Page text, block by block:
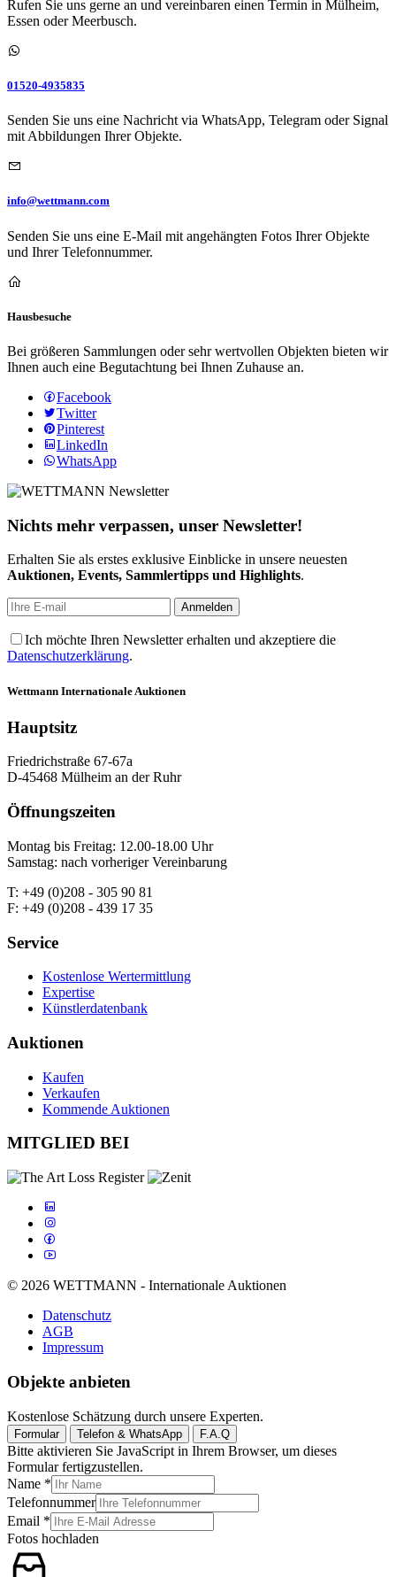
Rufen Sie uns gerne an und vereinbaren einen Termin in Mülheim,
Essen oder Meerbusch.
01520-4935835
Senden Sie uns eine Nachricht via WhatsApp, Telegram oder Signal
mit Abbildungen Ihrer Objekte.
info@wettmann.com
Senden Sie uns eine E-Mail mit angehängten Fotos Ihrer Objekte
und Ihrer Telefonnummer.
Hausbesuche
Bei größeren Sammlungen oder sehr wertvollen Objekten bieten wir
Ihnen auch eine Begutachtung bei Ihnen Zuhause an.
Facebook
Twitter
Pinterest
LinkedIn
WhatsApp
Nichts mehr verpassen, unser Newsletter!
Erhalten Sie als erstes exklusive Einblicke in unsere neuesten
Auktionen, Events, Sammlertipps und Highlights.
Ich möchte Ihren Newsletter erhalten und akzeptiere die
Datenschutzerklärung.
Wettmann Internationale Auktionen
Hauptsitz
Friedrichstraße 67-67a
D-45468 Mülheim an der Ruhr
Öffnungszeiten
Montag bis Freitag: 12.00-18.00 Uhr
Samstag: nach vorheriger Vereinbarung
T: +49 (0)208 - 305 90 81
F: +49 (0)208 - 439 17 35
Service
Kostenlose Wertermittlung
Expertise
Künstlerdatenbank
Auktionen
Kaufen
Verkaufen
Kommende Auktionen
MITGLIED BEI
© 2026 WETTMANN - Internationale Auktionen
Datenschutz
AGB
Impressum
Objekte anbieten
Kostenlose Schätzung durch unsere Experten.
Formular Telefon & WhatsApp F.A.Q
Bitte aktivieren Sie JavaScript in Ihrem Browser, um dieses
Formular fertigzustellen.
Name *
Telefonnummer
Email *
Fotos hochladen